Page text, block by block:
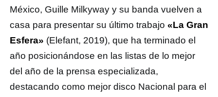
México, Guille Milkyway y su banda vuelven a
casa para presentar su último trabajo «La Gran
Esfera» (Elefant, 2019), que ha terminado el
año posicionándose en las listas de lo mejor
del año de la prensa especializada,
destacando como mejor disco Nacional para el